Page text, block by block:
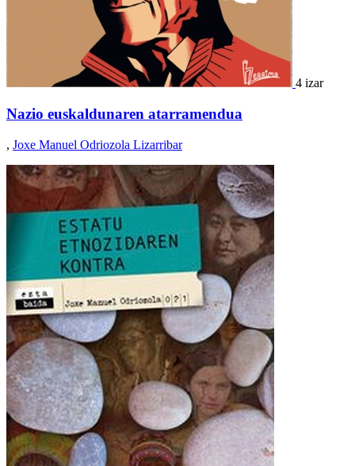
4 izar
Nazio euskaldunaren atarramendua
, Joxe Manuel Odriozola Lizarribar